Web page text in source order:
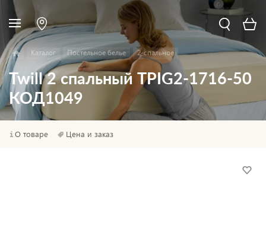
Каталог Постельное белье 2-спальное
Twill 2 спальный TPIG2-1716-50
КОД1049
О товаре Цена и заказ